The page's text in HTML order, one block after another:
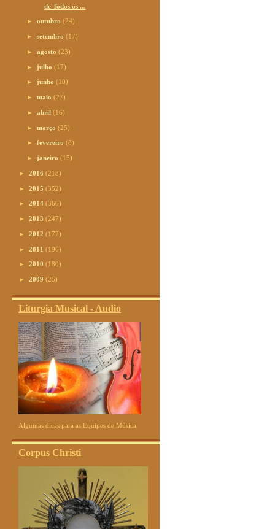
de Todos os ...
►outubro(24)
►setembro(17)
►agosto(23)
► julho(17)
► junho(10)
►maio(27)
►abril(16)
►março(25)
►fevereiro(8)
► janeiro(15)
► 2016 (218)
► 2015 (352)
► 2014 (366)
► 2013 (247)
► 2012 (177)
► 2011 (196)
► 2010 (180)
► 2009 (25)
Liturgia Musical - Audio
Algumas dicas para as Equipes de Música
Corpus Christi